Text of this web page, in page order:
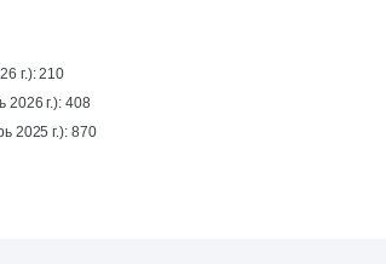
г.): 210
2026 г.): 408
1 yil mobaynida (январь 2025 г. - декабрь 2025 г.): 870